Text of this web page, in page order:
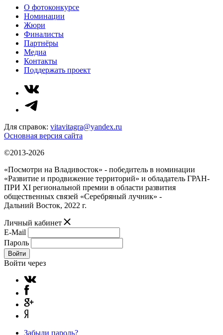
О фотоконкурсе
Номинации
Жюри
Финалисты
Партнёры
Медиа
Контакты
Поддержать проект
Для справок: vitavitagra@yandex.ru
Основная версия сайта
©2013-2026
«Посмотри на Владивосток» - победитель в номинации
«Развитие и продвижение территорий» и обладатель ГРАН-
ПРИ XI региональной премии в области развития
общественных связей «Серебряный лучник» -
Дальний Восток, 2022 г.
Личный кабинет
E-Mail
Пароль
Войти
Войти через
Забыли пароль?